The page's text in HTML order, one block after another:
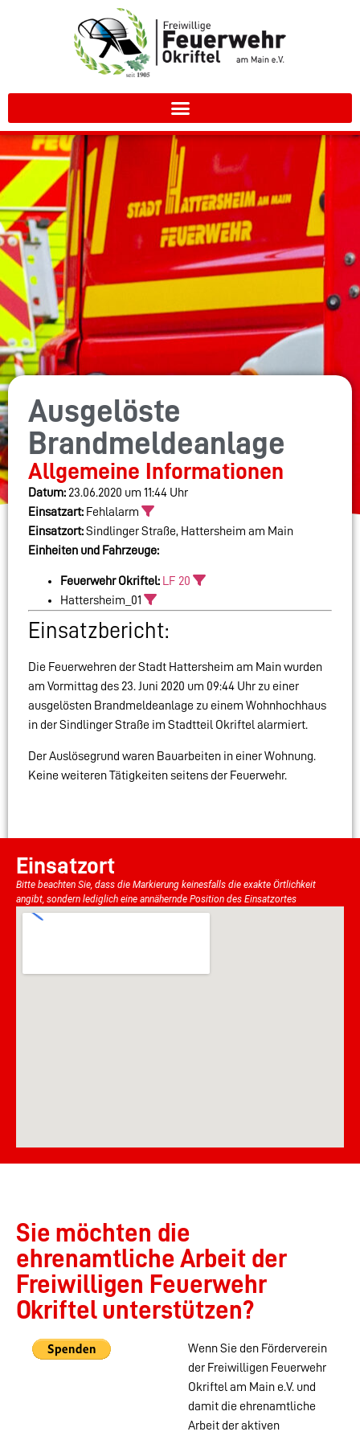
Ausgelöste
Brandmeldeanlage
Allgemeine Informationen
Datum: 23.06.2020 um 11:44 Uhr
Einsatzart: Fehlalarm
Einsatzort:Sindlinger Straße, Hattersheim am Main
Einheiten und Fahrzeuge:
Feuerwehr Okriftel: LF 20
Hattersheim_01
Einsatzbericht:
Die Feuerwehren der Stadt Hattersheim am Main wurden
am Vormittag des 23. Juni 2020 um 09:44 Uhr zu einer
ausgelösten Brandmeldeanlage zu einem Wohnhochhaus
in der Sindlinger Straße im Stadtteil Okriftel alarmiert.
Der Auslösegrund waren Bauarbeiten in einer Wohnung.
Keine weiteren Tätigkeiten seitens der Feuerwehr.
Einsatzort
Bitte beachten Sie, dass die Markierung keinesfalls die exakte Örtlichkeit
angibt, sondern lediglich eine annähernde Position des Einsatzortes
Sie möchten die
ehrenamtliche Arbeit der
Freiwilligen Feuerwehr
Okriftel unterstützen?
Wenn Sie den Förderverein
der Freiwilligen Feuerwehr
Okriftel am Main e.V. und
damit die ehrenamtliche
Arbeit der aktiven